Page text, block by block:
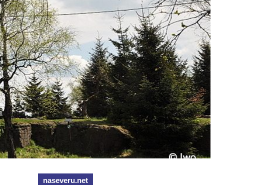
naseveru.net